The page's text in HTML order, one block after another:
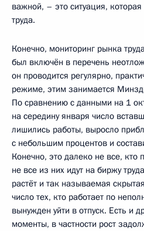
важной, – это ситуация,
труда.
Конечно, мониторинг рынка
был включён в перечень
он проводится регулярно,
режиме, этим занимается
По сравнению с данными на 1
на середину января число
лишились работы, выросло
с небольшим процентов и
Конечно, это далеко не все, кто
не все из них идут на биржу
растёт и так называемая
число тех, кто работает по
вынужден уйти в отпуск. Есть и
моменты, в частности рост